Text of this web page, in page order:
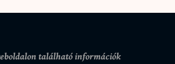
található információk